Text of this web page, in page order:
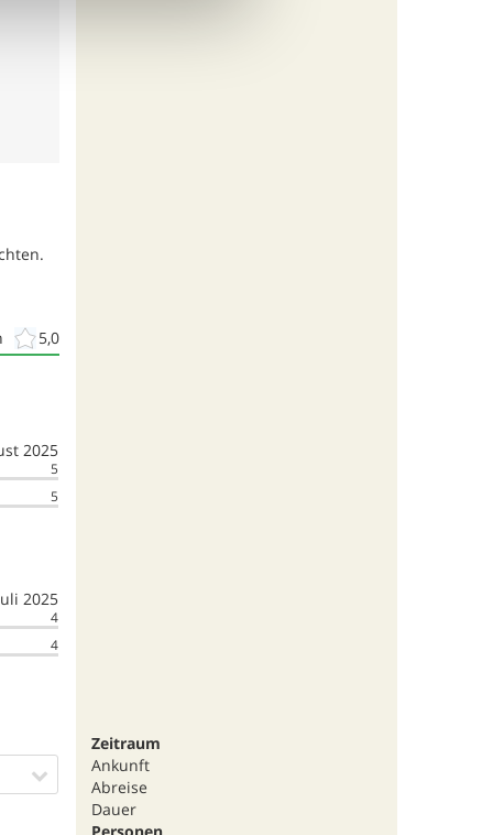
5,0
2025
5
5
2025
4
4
Zeitraum
Ankunft
Abreise
Dauer